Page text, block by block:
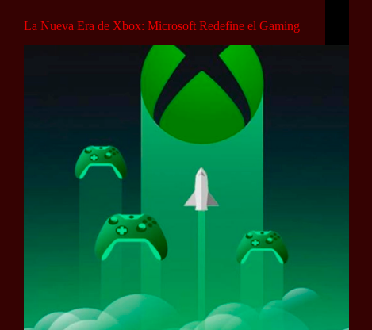
La Nueva Era de Xbox: Microsoft Redefine el Gaming